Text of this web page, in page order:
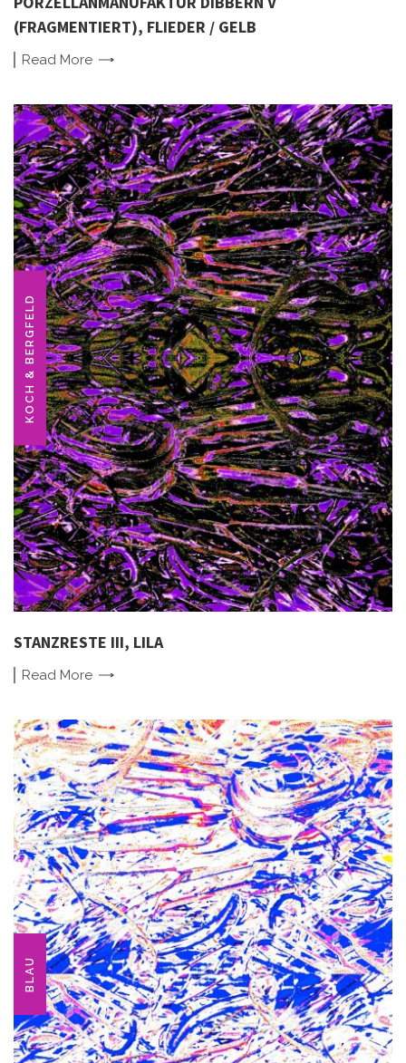
(FRAGMENTIERT), FLIEDER / GELB
Read More
KOCH & BERGFELD
STANZRESTE III, LILA
Read More
BLAU